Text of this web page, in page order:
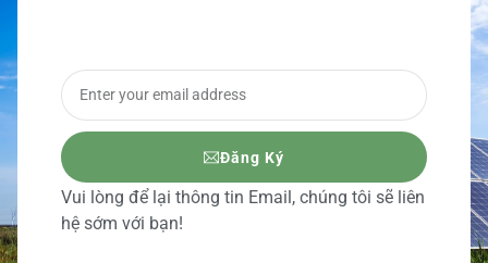
Đăng Ký
Vui lòng để lại thông tin Email, chúng tôi sẽ liên
hệ sớm với bạn!